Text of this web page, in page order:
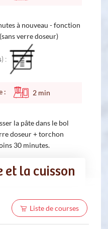
à nouveau - fonction
verre doseur)
:
: 2 min
la pâte dans le bol
doseur + torchon
30 minutes.
et la cuisson
Liste de courses